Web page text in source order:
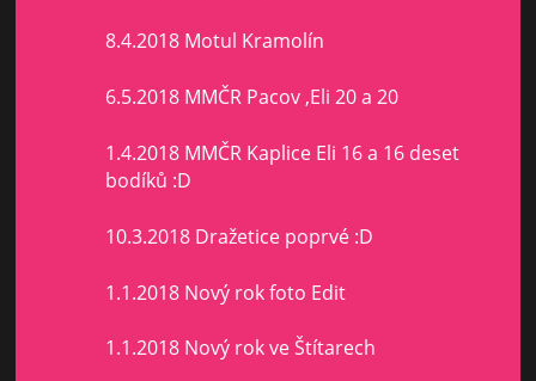
8.4.2018 Motul Kramolín
6.5.2018 MMČR Pacov ,Eli 20 a 20
1.4.2018 MMČR Kaplice Eli 16 a 16 deset
bodíků :D
10.3.2018 Dražetice poprvé :D
1.1.2018 Nový rok foto Edit
1.1.2018 Nový rok ve Štítarech